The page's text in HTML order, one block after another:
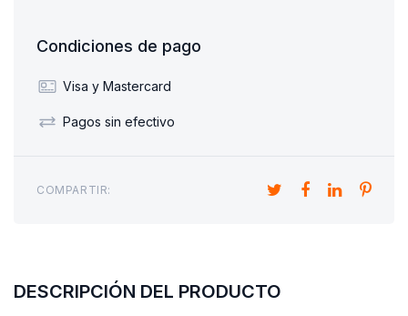
Condiciones de pago
Visa y Mastercard
Pagos sin efectivo
COMPARTIR:
DESCRIPCIÓN DEL PRODUCTO